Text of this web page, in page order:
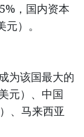
，国内资本
）。
为该国最大的
元）、中国
、马来西亚